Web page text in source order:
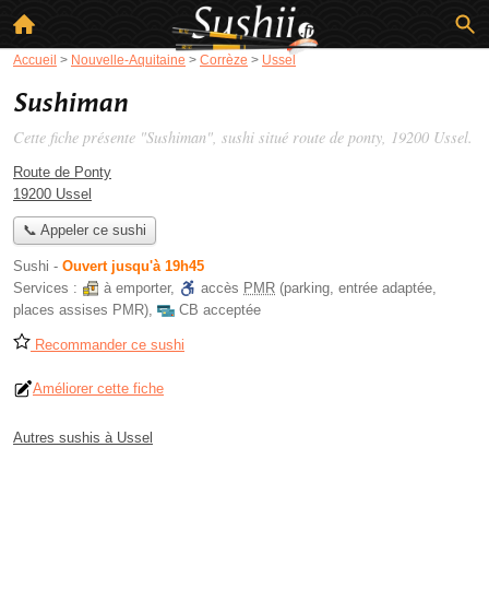
Accueil > Nouvelle-Aquitaine > Corrèze > Ussel
Sushiman
Cette fiche présente "Sushiman", sushi situé route de ponty, 19200 Ussel.
Route de Ponty
19200 Ussel
📞 Appeler ce sushi
Sushi - Ouvert jusqu'à 19h45
Services :
à emporter, accès PMR (parking, entrée adaptée,
places assises PMR), CB acceptée
Recommander ce sushi
Améliorer cette fiche
Autres sushis à Ussel